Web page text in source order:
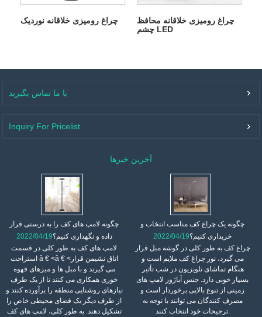
چراغ رومیزی خلاقانه نوردیک
چراغ رومیزی خلاقانه محافظ
چشم LED
با ما تماس بگیرید
Inquiry For Pricelist
آخرین خبرها
چگونه لامپ های کف را به درستی قرار
داده و نگهداری کنیم؟2022/04/19
لامپ های کف به طور کلی در قسمت
استراحت â € <â € <اتاق نشیمن قرار
می گیرند و با مبل ها و میزهای قهوه
خوری همکاری می کنند تا از یک طرف
نیازهای روشنایی منطقه را برآورده کنند و
از طرف دیگر یک فضای محیطی خاص را
تشکیل دهند. به طور کلی، لامپ های کف
چگونه یک چراغ کف مناسب انتخاب و
خریداری کنیم؟2022/04/19
چراغ کف به طور کلی در گوشه مبل قرار
می گیرد، نور چراغ کف ملایم است و
هنگام تماشای تلویزیون در شب تأثیر
بسیار خوبی دارد. جنس آباژور لامپ های
زمینی از تنوع بالایی برخوردار است و
مصرف کنندگان می توانند با توجه به
ترجیحات خود انتخاب کنند.